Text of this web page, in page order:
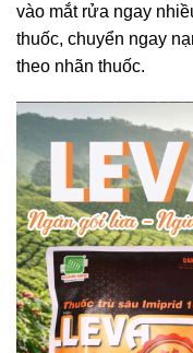
vào mắt rửa ngay
thuốc, chuyển ngay
theo nhãn thuốc.